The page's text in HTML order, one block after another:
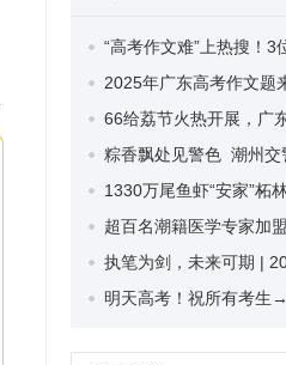
明天高考！祝所有考生→